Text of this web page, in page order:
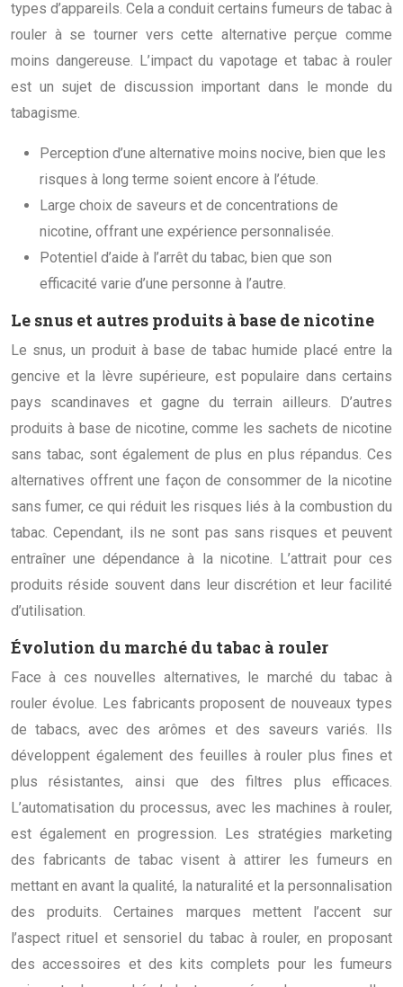
types d’appareils. Cela a conduit certains fumeurs de tabac à
rouler à se tourner vers cette alternative perçue comme
moins dangereuse. L’impact du vapotage et tabac à rouler
est un sujet de discussion important dans le monde du
tabagisme.
Perception d’une alternative moins nocive, bien que les
risques à long terme soient encore à l’étude.
Large choix de saveurs et de concentrations de
nicotine, offrant une expérience personnalisée.
Potentiel d’aide à l’arrêt du tabac, bien que son
efficacité varie d’une personne à l’autre.
Le snus et autres produits à base de nicotine
Le snus, un produit à base de tabac humide placé entre la
gencive et la lèvre supérieure, est populaire dans certains
pays scandinaves et gagne du terrain ailleurs. D’autres
produits à base de nicotine, comme les sachets de nicotine
sans tabac, sont également de plus en plus répandus. Ces
alternatives offrent une façon de consommer de la nicotine
sans fumer, ce qui réduit les risques liés à la combustion du
tabac. Cependant, ils ne sont pas sans risques et peuvent
entraîner une dépendance à la nicotine. L’attrait pour ces
produits réside souvent dans leur discrétion et leur facilité
d’utilisation.
Évolution du marché du tabac à rouler
Face à ces nouvelles alternatives, le marché du tabac à
rouler évolue. Les fabricants proposent de nouveaux types
de tabacs, avec des arômes et des saveurs variés. Ils
développent également des feuilles à rouler plus fines et
plus résistantes, ainsi que des filtres plus efficaces.
L’automatisation du processus, avec les machines à rouler,
est également en progression. Les stratégies marketing
des fabricants de tabac visent à attirer les fumeurs en
mettant en avant la qualité, la naturalité et la personnalisation
des produits. Certaines marques mettent l’accent sur
l’aspect rituel et sensoriel du tabac à rouler, en proposant
des accessoires et des kits complets pour les fumeurs